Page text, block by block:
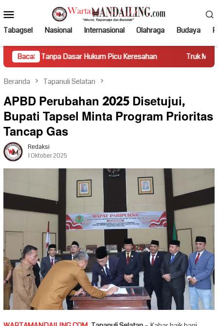
ke
kontenMobile
Tabagsel Nasional Internasional Olahraga Budaya
Baca:
Dasar Hukum Picu Keresahan Truk Miring Hambat Arus
Beranda Tapanuli Selatan
APBD Perubahan 2025 Disetujui,
Bupati Tapsel Minta Program Prioritas
Tancap Gas
Redaksi
1 Oktober 2025